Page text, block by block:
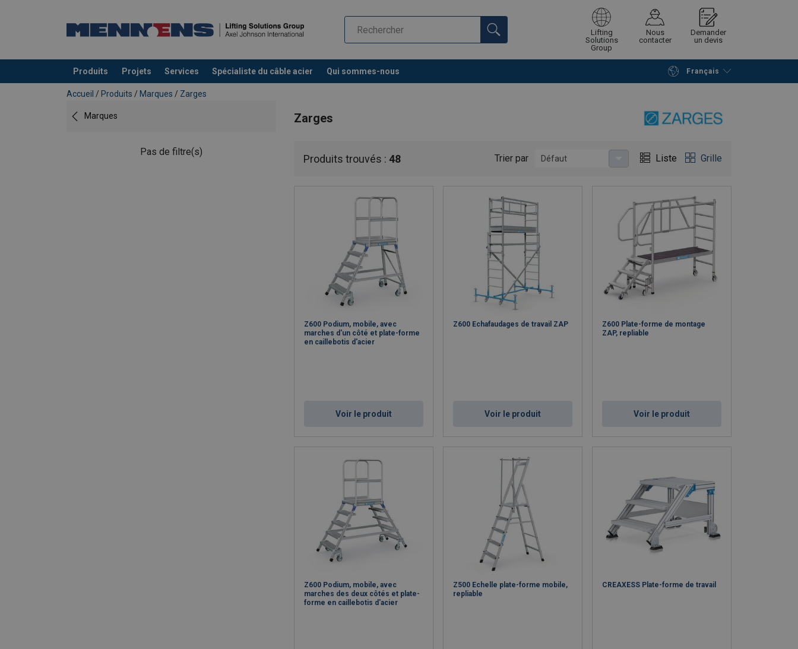
Lifting
Solutions
Group
Nous
contacter
Demander
un devis
Produits Projets Services Spécialiste du câble acier Qui sommes-nous Français
Ajouté au panier Poursuivre Envoyer demande
Accueil / Produits / Marques / Zarges
Marques
Pas de filtre(s)
Zarges
Produits trouvés :48 Trier par Défaut Liste Grille
Z600 Podium, mobile, avec
marches d'un côté et plate-forme
en caillebotis d'acier
Voir le produit
Z600 Echafaudages de travail ZAP
Voir le produit
Z600 Plate-forme de montage
ZAP, repliable
Voir le produit
Z600 Podium, mobile, avec
marches des deux côtés et plate-
forme en caillebotis d'acier
Z500 Echelle plate-forme mobile,
repliable
CREAXESS Plate-forme de travail